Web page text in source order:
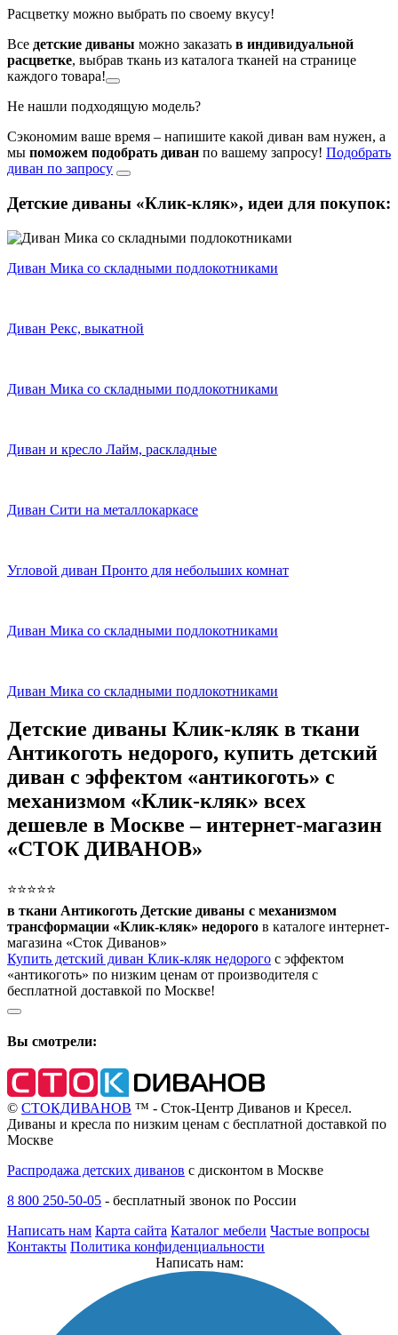
Расцветку можно выбрать по своему вкусу!
Все детские диваны можно заказать в индивидуальной
расцветке, выбрав ткань из каталога тканей на странице
каждого товара!
Не нашли подходящую модель?
Сэкономим ваше время – напишите какой диван вам нужен, а
мы поможем подобрать диван по вашему запросу! Подобрать
диван по запросу
Детские диваны «Клик-кляк», идеи для покупок:
Диван Мика со складными подлокотниками
Диван Рекс, выкатной
Диван Мика со складными подлокотниками
Диван и кресло Лайм, раскладные
Диван Сити на металлокаркасе
Угловой диван Пронто для небольших комнат
Диван Мика со складными подлокотниками
Диван Мика со складными подлокотниками
Детские диваны Клик-кляк в ткани
Антикоготь недорого, купить детский
диван с эффектом «антикоготь» с
механизмом «Клик-кляк» всех
дешевле в Москве – интернет-магазин
«СТОК ДИВАНОВ»
⭐⭐⭐⭐⭐
в ткани Антикоготь Детские диваны с механизмом
трансформации «Клик-кляк» недорого в каталоге интернет-
магазина «Сток Диванов»
Купить детский диван Клик-кляк недорого с эффектом
«антикоготь» по низким ценам от производителя с
бесплатной доставкой по Москве!
Вы смотрели:
© СТОКДИВАНОВ ™ - Сток-Центр Диванов и Кресел.
Диваны и кресла по низким ценам с бесплатной доставкой по
Москве
Распродажа детских диванов с дисконтом в Москве
8 800 250-50-05 - бесплатный звонок по России
Написать нам Карта сайта Каталог мебели Частые вопросы
Контакты Политика конфиденциальности
Написать нам: